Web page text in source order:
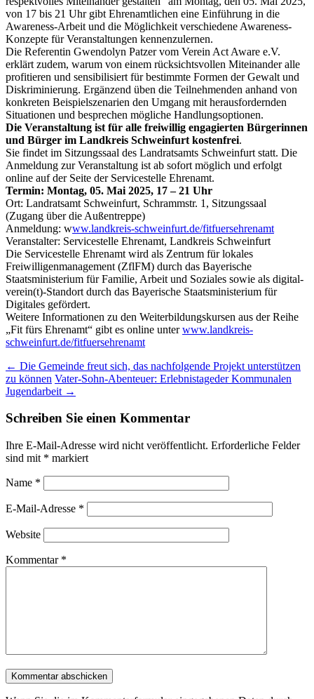
von 17 bis 21 Uhr gibt Ehrenamtlichen eine Einführung in die
Awareness-Arbeit und die Möglichkeit verschiedene Awareness-
Konzepte für Veranstaltungen kennenzulernen.
Die Referentin Gwendolyn Patzer vom Verein Act Aware e.V.
erklärt zudem, warum von einem rücksichtsvollen Miteinander alle
profitieren und sensibilisiert für bestimmte Formen der Gewalt und
Diskriminierung. Ergänzend üben die Teilnehmenden anhand von
konkreten Beispielszenarien den Umgang mit herausfordernden
Situationen und besprechen mögliche Handlungsoptionen.
Die Veranstaltung ist für alle freiwillig engagierten Bürgerinnen
und Bürger im Landkreis Schweinfurt kostenfrei.
Sie findet im Sitzungssaal des Landratsamts Schweinfurt statt. Die
Anmeldung zur Veranstaltung ist ab sofort möglich und erfolgt
online auf der Seite der Servicestelle Ehrenamt.
Termin: Montag, 05. Mai 2025, 17 – 21 Uhr
Ort: Landratsamt Schweinfurt, Schrammstr. 1, Sitzungssaal
(Zugang über die Außentreppe)
Anmeldung: www.landkreis-schweinfurt.de/fitfuersehrenamt
Veranstalter: Servicestelle Ehrenamt, Landkreis Schweinfurt
Die Servicestelle Ehrenamt wird als Zentrum für lokales
Freiwilligenmanagement (ZflFM) durch das Bayerische
Staatsministerium für Familie, Arbeit und Soziales sowie als digital-
verein(t)-Standort durch das Bayerische Staatsministerium für
Digitales gefördert.
Weitere Informationen zu den Weiterbildungskursen aus der Reihe
„Fit fürs Ehrenamt“ gibt es online unterwww.landkreis-
schweinfurt.de/fitfuersehrenamt
Post
navigation
← Die Gemeinde freut sich, das nachfolgende Projekt unterstützen
zu können Vater-Sohn-Abenteuer: Erlebnistageder Kommunalen
Jugendarbeit →
Schreiben Sie einen Kommentar
Ihre E-Mail-Adresse wird nicht veröffentlicht. Erforderliche Felder
sind mit * markiert
Name *
E-Mail-Adresse *
Website
Kommentar *